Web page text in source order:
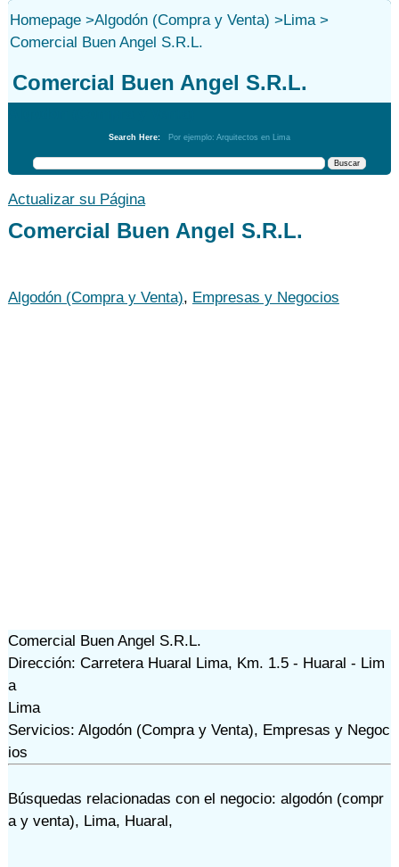
Homepage>Algodón (Compra y Venta) >Lima>
Comercial Buen Angel S.R.L.
Comercial Buen Angel S.R.L.
Search Here: Por ejemplo: Arquitectos en Lima
Actualizar su Página
Comercial Buen Angel S.R.L.
Algodón (Compra y Venta), Empresas y Negocios
Comercial Buen Angel S.R.L.
Dirección: Carretera Huaral Lima, Km. 1.5 - Huaral - Lim
a
Lima
Servicios: Algodón (Compra y Venta), Empresas y Negoc
ios
Búsquedas relacionadas con el negocio: algodón (compr
a y venta), Lima, Huaral,